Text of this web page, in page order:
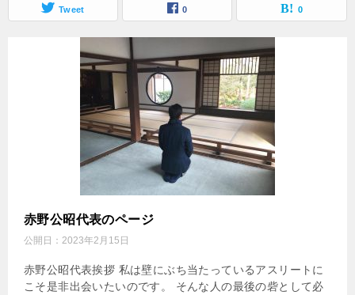
Tweet 0 0
赤野公昭代表のページ
公開日： 2023年2月15日
赤野公昭代表挨拶 私は壁にぶち当たっているアスリートに
こそ是非出会いたいのです。 そんな人の最後の砦として必